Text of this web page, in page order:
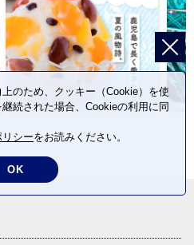
のため、クッキー（Cookie）を使
続された場合、Cookieの利用に同
シーをお読みください。
OK